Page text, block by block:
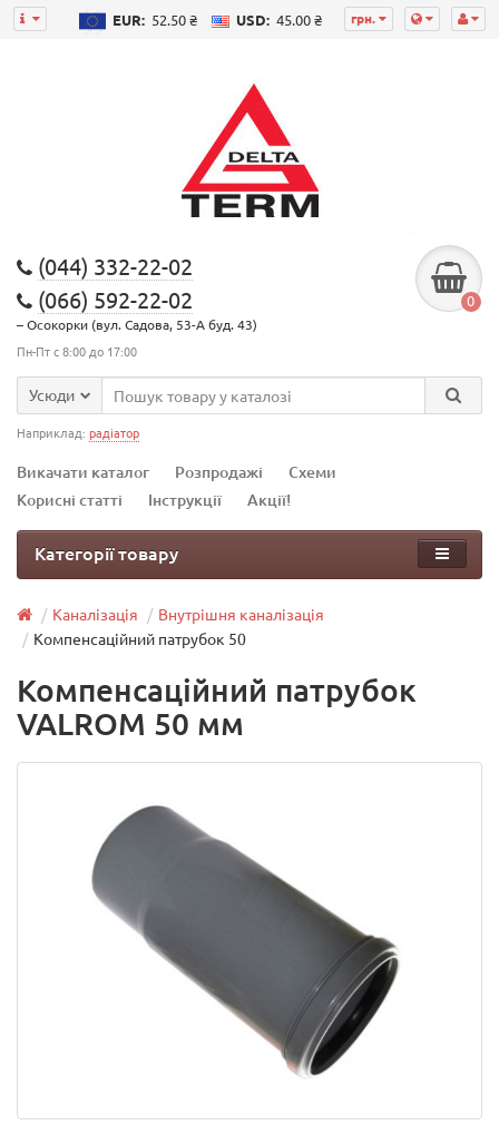
грн.
EUR: 52.50 ₴ USD: 45.00 ₴
(044) 332-22-02
(066) 592-22-02
– Осокорки (вул. Садова, 53-А буд. 43)
Пн-Пт с 8:00 до 17:00
0
Усюди
Наприклад: радіатор
Викачати каталог Розпродажі
Схеми
Корисні статті
Інструкції Акції!
Категорії товару
Каналізація
Внутрішня каналізація
Компенсаційний патрубок 50
Компенсаційний патрубок
VALROM 50 мм